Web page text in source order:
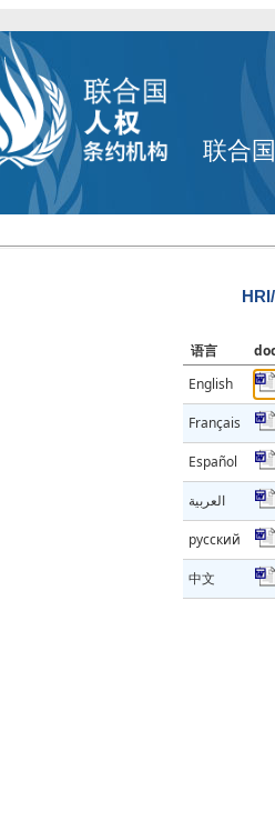
联合
语言
English
Français
Español
العربية
русский
中文